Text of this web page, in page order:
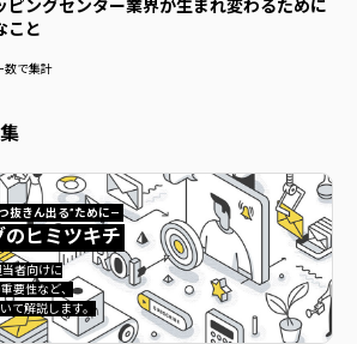
ピングセンター業界が生まれ変わるために
こと
数で集計
抜きん出る”ために—
のヒミツキチ
者向けに
要性など、
て解説します。
ミツキチ">